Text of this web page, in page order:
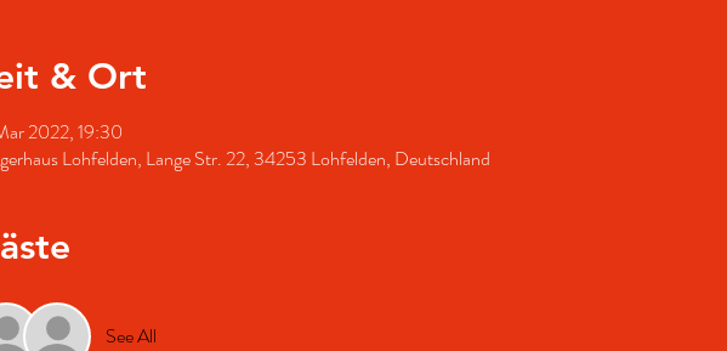
& Ort
2022, 19:30
Lohfelden, Lange Str. 22, 34253 Lohfelden, Deutschland
See All